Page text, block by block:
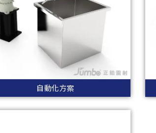
自動化方案